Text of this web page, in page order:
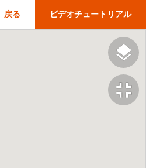
ビデオチュートリアル
戻る
fullscreen_exit